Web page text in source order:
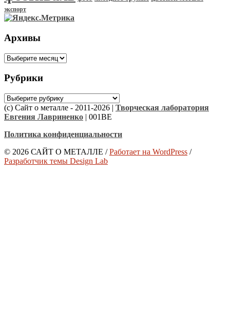
экспорт
Архивы
Архивы
Рубрики
Рубрики
(с) Сайт о металле - 2011-2026 | Творческая лаборатория
Евгения Лавриненко | 001BE
Политика конфиденциальности
© 2026 САЙТ О МЕТАЛЛЕ / Работает на WordPress /
Разработчик темы Design Lab